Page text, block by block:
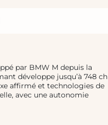
par BMW M depuis la
développe jusqu’à 748 ch
affirmé et technologies de
avec une autonomie